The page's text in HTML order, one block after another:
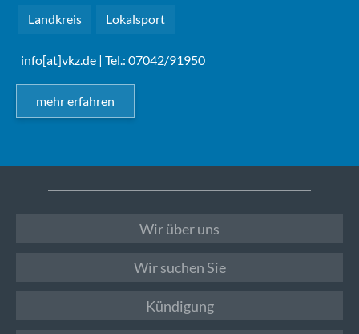
Landkreis Lokalsport
info[at]vkz.de | Tel.: 07042/91950
mehr erfahren
Wir über uns
Wir suchen Sie
Kündigung